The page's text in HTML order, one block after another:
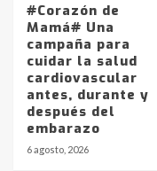
#Corazón de
Mamá# Una
campaña para
cuidar la salud
cardiovascular
antes, durante y
después del
embarazo
6 agosto, 2026